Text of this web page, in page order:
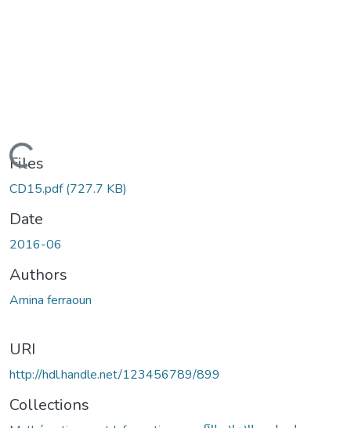
Loading...
Files
CD15.pdf(727.7 KB)
Date
2016-06
Authors
Amina ferraoun
URI
http://hdl.handle.net/123456789/899
Collections